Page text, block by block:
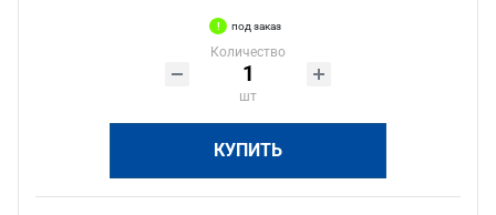
под заказ
Количество
шт
КУПИТЬ